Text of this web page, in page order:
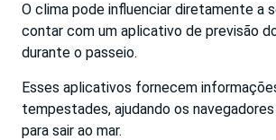
O clima pode influenciar diretamente a
contar com um aplicativo de previsão
durante o passeio.
Esses aplicativos fornecem
tempestades, ajudando os
para sair ao mar.